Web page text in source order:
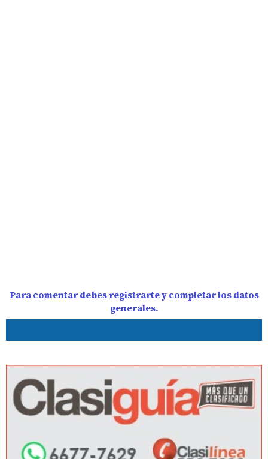
Para comentar debes registrarte y completar los datos
generales.